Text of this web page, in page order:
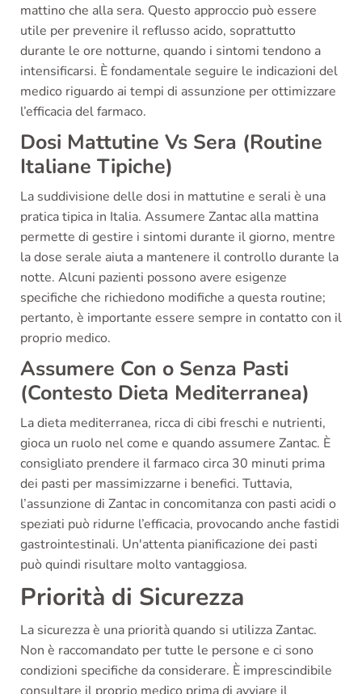
mattino che alla sera. Questo approccio può essere
utile per prevenire il reflusso acido, soprattutto
durante le ore notturne, quando i sintomi tendono a
intensificarsi. È fondamentale seguire le indicazioni del
medico riguardo ai tempi di assunzione per ottimizzare
l’efficacia del farmaco.
Dosi Mattutine Vs Sera (Routine
Italiane Tipiche)
La suddivisione delle dosi in mattutine e serali è una
pratica tipica in Italia. Assumere Zantac alla mattina
permette di gestire i sintomi durante il giorno, mentre
la dose serale aiuta a mantenere il controllo durante la
notte. Alcuni pazienti possono avere esigenze
specifiche che richiedono modifiche a questa routine;
pertanto, è importante essere sempre in contatto con il
proprio medico.
Assumere Con o Senza Pasti
(Contesto Dieta Mediterranea)
La dieta mediterranea, ricca di cibi freschi e nutrienti,
gioca un ruolo nel come e quando assumere Zantac. È
consigliato prendere il farmaco circa 30 minuti prima
dei pasti per massimizzarne i benefici. Tuttavia,
l’assunzione di Zantac in concomitanza con pasti acidi o
speziati può ridurne l’efficacia, provocando anche fastidi
gastrointestinali. Un'attenta pianificazione dei pasti
può quindi risultare molto vantaggiosa.
Priorità di Sicurezza
La sicurezza è una priorità quando si utilizza Zantac.
Non è raccomandato per tutte le persone e ci sono
condizioni specifiche da considerare. È imprescindibile